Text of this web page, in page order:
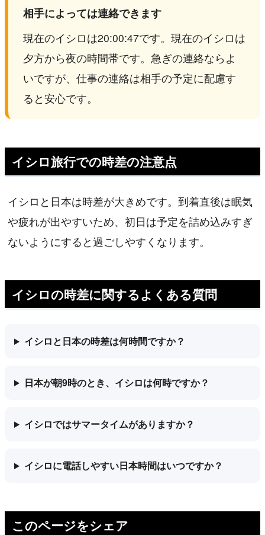
相手によっては連絡できます
現在のイシロは20:00:47です。現在のイシロは
夕方から夜の時間帯です。急ぎの連絡ならよ
いですが、仕事の連絡は相手の予定に配慮す
ると安心です。
イシロ旅行での時差の注意点
イシロと日本は時差が大きめです。到着直後は眠気
や疲れが出やすいため、初日は予定を詰め込みすぎ
ないようにすると過ごしやすくなります。
イシロの時差に関するよくある質問
イシロと日本の時差は何時間ですか？
日本が朝9時のとき、イシロは何時ですか？
イシロではサマータイムがありますか？
イシロに電話しやすい日本時間はいつですか？
このページをシェア